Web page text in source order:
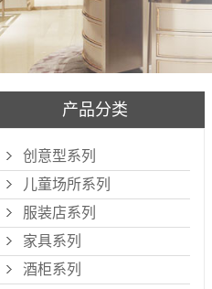
产品分类
创意型系列
儿童场所系列
服装店系列
家具系列
酒柜系列